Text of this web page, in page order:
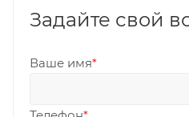
Задайте свой
Ваше имя*